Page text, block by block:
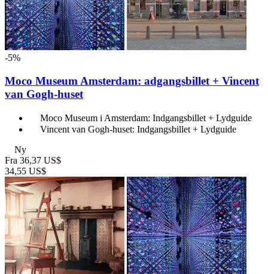
-5%
Moco Museum Amsterdam: adgangsbillet + Vincent
van Gogh-huset
Moco Museum i Amsterdam: Indgangsbillet + Lydguide
Vincent van Gogh-huset: Indgangsbillet + Lydguide
Ny
Fra 36,37 US$
34,55 US$